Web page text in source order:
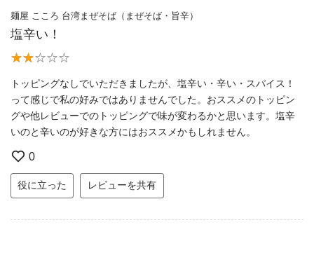
麺屋 こころ 台湾まぜそば（まぜそば・旨辛）
塩辛い！
トッピングなしでいただきましたが、塩辛い・辛い・スパイス！
って感じで私の好みではありませんでした。おススメのトッピン
グや他レビューでのトッピングで味が変わるかと思います。塩辛
いのと辛いのが好きな方にはおススメかもしれません。
0
役に立った レビューを共有